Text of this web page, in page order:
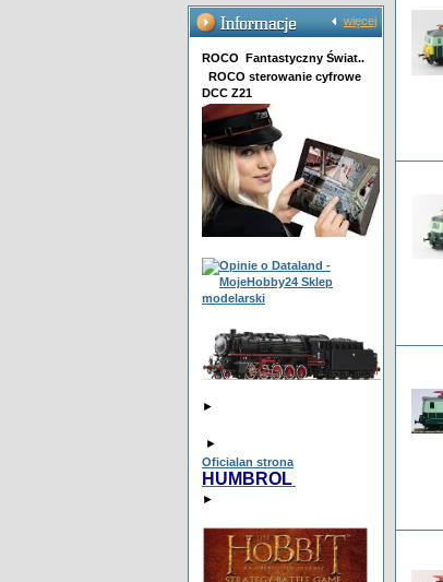
więcej
ROCO Fantastyczny Świat..
ROCO sterowanie cyfrowe
DCC Z21
►
►
Oficialan strona
HUMBROL
►